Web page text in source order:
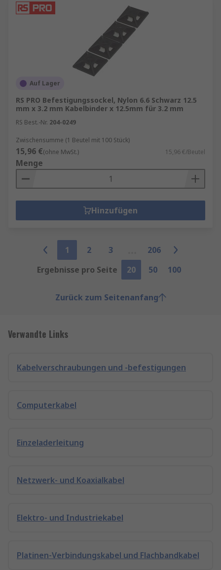
Auf Lager
RS PRO Befestigungssockel, Nylon 6.6 Schwarz 12.5
mm x 3.2 mm Kabelbinder x 12.5mm für 3.2 mm
RS Best.-Nr. 204-0249
Zwischensumme (1 Beutel mit 100 Stück)
15,96 €(ohne MwSt.) 15,96 €/Beutel
Menge
Hinzufügen
1 2 3
206
Ergebnisse pro Seite
20 50 100
Zurück zum Seitenanfang
Verwandte Links
Kabelverschraubungen und -befestigungen
Computerkabel
Einzeladerleitung
Netzwerk- und Koaxialkabel
Elektro- und Industriekabel
Platinen-Verbindungskabel und Flachbandkabel